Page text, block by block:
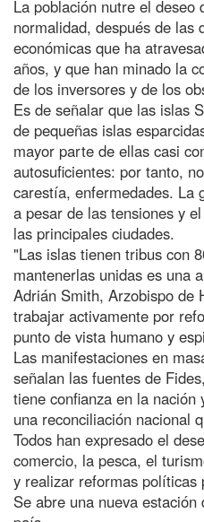
La población nutre el
normalidad, después de las
económicas que ha
años, y que han minado la
de los inversores y de los
Es de señalar que las islas
de pequeñas islas
mayor parte de ellas casi
autosuficientes: por tanto,
carestía, enfermedades. La
a pesar de las tensiones y
las principales ciudades.
"Las islas tienen tribus con
mantenerlas unidas es una
Adrián Smith, Arzobispo de
trabajar activamente por
punto de vista humano y
Las manifestaciones en
señalan las fuentes de
tiene confianza en la
una reconciliación nacional
Todos han expresado el
comercio, la pesca, el
y realizar reformas políticas
Se abre una nueva